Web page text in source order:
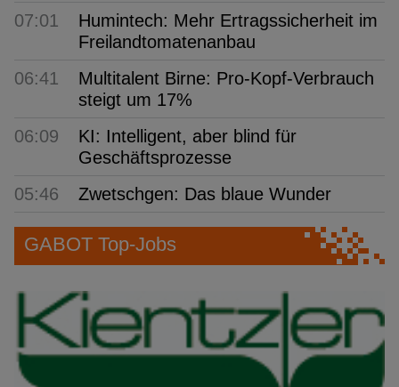
07:01
Humintech: Mehr Ertragssicherheit im
Freilandtomatenanbau
06:41
Multitalent Birne: Pro-Kopf-Verbrauch
steigt um 17%
06:09
KI: Intelligent, aber blind für
Geschäftsprozesse
05:46
Zwetschgen: Das blaue Wunder
GABOT Top-Jobs